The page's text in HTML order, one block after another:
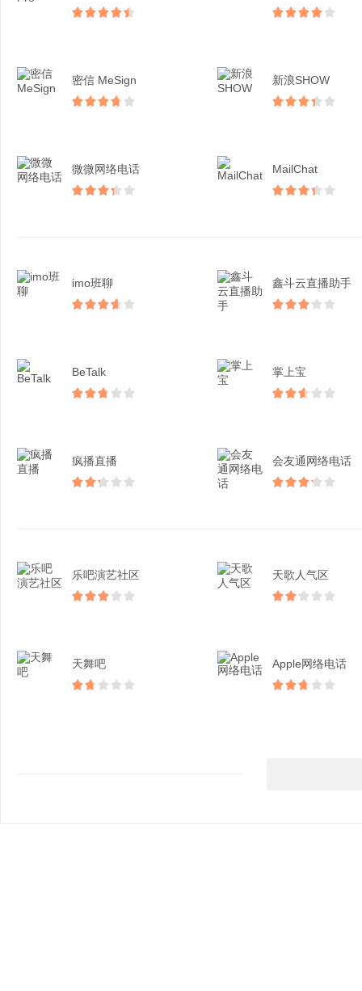
密信 MeSign 新浪SHOW
微微网络电话 MailChat
imo班聊 鑫斗云直播助手
BeTalk 掌上宝
疯播直播 会友通网络电话
乐吧演艺社区 天歌人气区
天舞吧 Apple网络电话